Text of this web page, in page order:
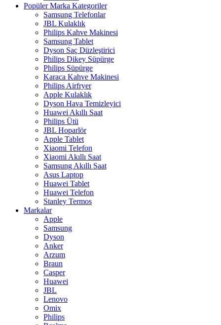
Popüler Marka Kategoriler
Samsung Telefonlar
JBL Kulaklık
Philips Kahve Makinesi
Samsung Tablet
Dyson Saç Düzleştirici
Philips Dikey Süpürge
Philips Süpürge
Karaca Kahve Makinesi
Philips Airfryer
Apple Kulaklık
Dyson Hava Temizleyici
Huawei Akıllı Saat
Philips Ütü
JBL Hoparlör
Apple Tablet
Xiaomi Telefon
Xiaomi Akıllı Saat
Samsung Akıllı Saat
Asus Laptop
Huawei Tablet
Huawei Telefon
Stanley Termos
Markalar
Apple
Samsung
Dyson
Anker
Arzum
Braun
Casper
Huawei
JBL
Lenovo
Omix
Philips